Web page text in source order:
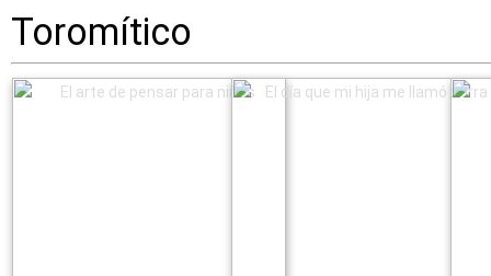
Toromítico